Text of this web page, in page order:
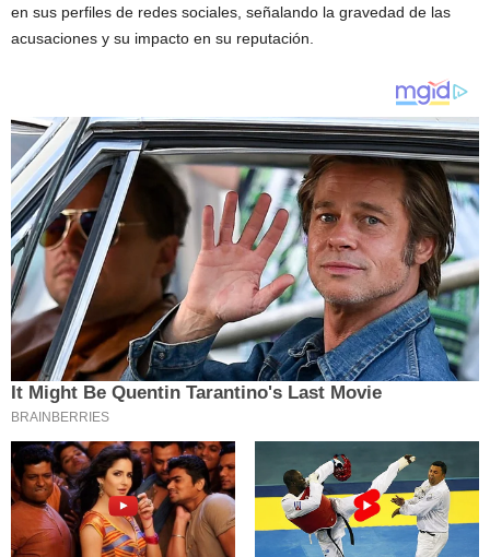
en sus perfiles de redes sociales, señalando la gravedad de las
acusaciones y su impacto en su reputación.